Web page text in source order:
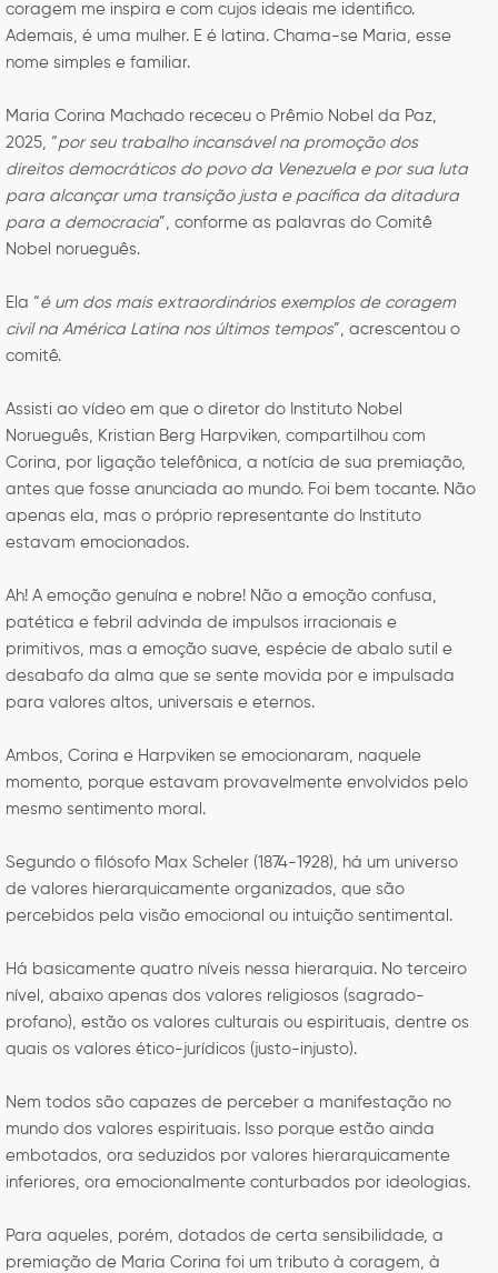
coragem me inspira e com cujos ideais me identifico.
Ademais, é uma mulher. E é latina. Chama-se Maria, esse
nome simples e familiar.
Maria Corina Machado receceu o Prêmio Nobel da Paz,
2025, “por seu trabalho incansável na promoção dos
direitos democráticos do povo da Venezuela e por sua luta
para alcançar uma transição justa e pacífica da ditadura
para a democracia”, conforme as palavras do Comitê
Nobel norueguês.
Ela “é um dos mais extraordinários exemplos de coragem
civil na América Latina nos últimos tempos”, acrescentou o
comitê.
Assisti ao vídeo em que o diretor do Instituto Nobel
Norueguês, Kristian Berg Harpviken, compartilhou com
Corina, por ligação telefônica, a notícia de sua premiação,
antes que fosse anunciada ao mundo. Foi bem tocante. Não
apenas ela, mas o próprio representante do Instituto
estavam emocionados.
Ah! A emoção genuína e nobre! Não a emoção confusa,
patética e febril advinda de impulsos irracionais e
primitivos, mas a emoção suave, espécie de abalo sutil e
desabafo da alma que se sente movida por e impulsada
para valores altos, universais e eternos.
Ambos, Corina e Harpviken se emocionaram, naquele
momento, porque estavam provavelmente envolvidos pelo
mesmo sentimento moral.
Segundo o filósofo Max Scheler (1874-1928), há um universo
de valores hierarquicamente organizados, que são
percebidos pela visão emocional ou intuição sentimental.
Há basicamente quatro níveis nessa hierarquia. No terceiro
nível, abaixo apenas dos valores religiosos (sagrado-
profano), estão os valores culturais ou espirituais, dentre os
quais os valores ético-jurídicos (justo-injusto).
Nem todos são capazes de perceber a manifestação no
mundo dos valores espirituais. Isso porque estão ainda
embotados, ora seduzidos por valores hierarquicamente
inferiores, ora emocionalmente conturbados por ideologias.
Para aqueles, porém, dotados de certa sensibilidade, a
premiação de Maria Corina foi um tributo à coragem, à